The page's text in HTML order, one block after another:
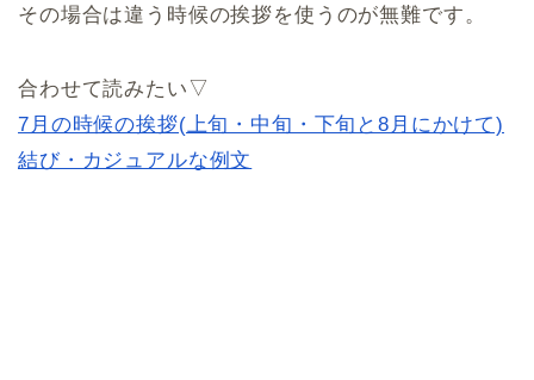
その場合は違う時候の挨拶を使うのが無難です。
合わせて読みたい▽
7月の時候の挨拶(上旬・中旬・下旬と8月にかけて)
結び・カジュアルな例文